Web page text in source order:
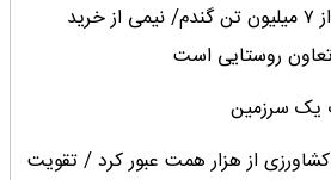
خرید تضمینی بیش از ۷ میلیون تن گندم/ نیمی از خرید
روستایی است
یک سرزمین
کشاورزی از هزار همت عبور کرد / تقویت